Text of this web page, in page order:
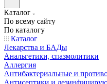
Каталог
По всему сайту
По каталогу
Каталог
Лекарства и БАДы
Анальгетики, спазмолитики
Аллергия
Антибактериальные и
Антисептики и